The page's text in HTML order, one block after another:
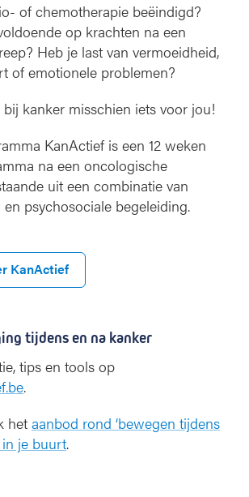
of chemotherapie beëindigd?
op krachten na een
Heb je last van vermoeidheid,
of emotionele problemen?
kanker misschien iets voor jou!
KanActief is een 12 weken
na een oncologische
uit een combinatie van
psychosociale begeleiding.
KanActief
tijdens en na kanker
tips en tools op
.
het aanbod rond ‘bewegen tijdens
in je buurt.